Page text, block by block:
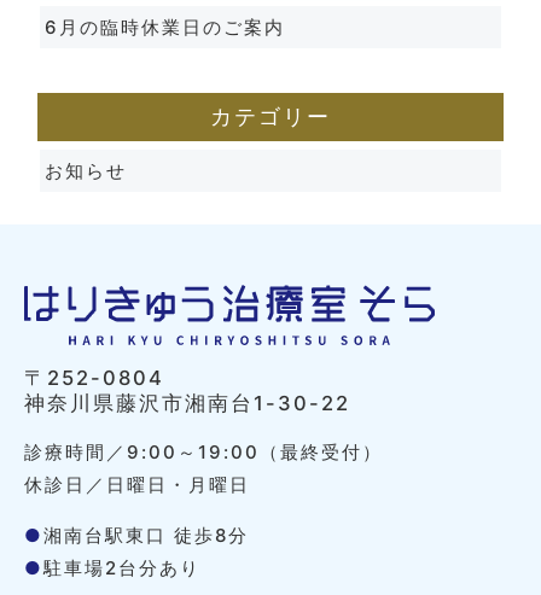
6月の臨時休業日のご案内
カテゴリー
お知らせ
〒252-0804
神奈川県藤沢市湘南台1-30-22
診療時間／9:00～19:00（最終受付）
休診日／日曜日・月曜日
●湘南台駅東口 徒歩8分
●駐車場2台分あり